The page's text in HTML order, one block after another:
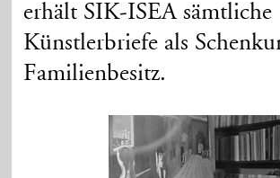
erhält SIK-ISEA sämtliche
Künstlerbriefe als
Familienbesitz.